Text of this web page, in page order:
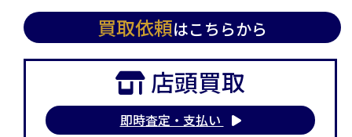
買取依頼はこちらから
店頭買取
即時査定・支払い